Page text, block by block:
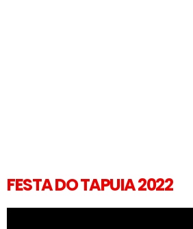
FESTA DO TAPUIA 2022